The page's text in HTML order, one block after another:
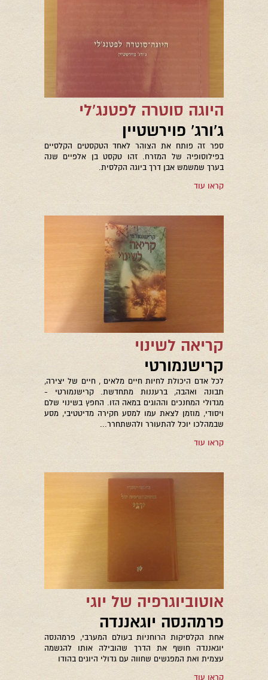
היוגה סוטרה לפטנג'לי
ג'ורג' פוירשטיין
ספר זה פותח את הצוהר לאחד הטקסטים הקלסיים
בפילוסופיה של המזרח. זהו טקסט בן אלפיים שנה
בערך שמשמש אבן דרך ביוגה הקלסית.
קראו עוד
קריאה לשינוי
קרישנמורטי
לכל אדם היכולת לחיות חיים מלאים , חיים של יצירה,
תבונה ואהבה, ברעננות מתחדשת. קרישנמורטי -
מגדולי המחנכים וההוגים במאה הזו. החפץ בשינוי שלם
ויסודי, מוזמן לצאת עמו למסע חקירה מדיטטיבי, מסע
שבמהלכו יוכל להתעורר ולהשתחרר...
קראו עוד
אוטוביוגרפיה של יוגי
פרמהנסה יוגאננדה
אחת הקלסיקות הרוחניות בעולם המערבי, פרמהנסה
יוגאננדה חושף את הדרך שהובילה אותו להגשמה
עצמית ואת המפגשים שחווה עם גדולי היוגים בהודו
קראו עוד